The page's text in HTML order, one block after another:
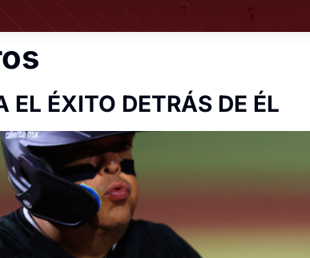
EL ÉXITO DETRÁS DE ÉL